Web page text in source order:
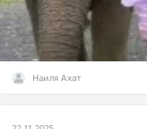
Наиля Ахат